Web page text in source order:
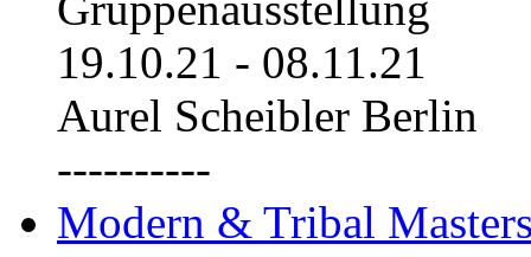
19.10.21 - 08.11.21
Aurel Scheibler Berlin
----------
Modern & Tribal